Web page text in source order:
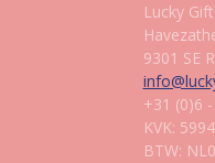
Lucky
9301 SE
+31 (0)6
KVK:
BTW: